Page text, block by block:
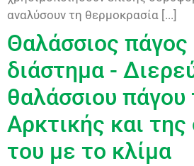
αναλύσουν τη θερμοκρασία [...]
Θαλάσσιος
διάστημα -
θαλάσσιου πάγου
Αρκτικής και
του με το κλίμα